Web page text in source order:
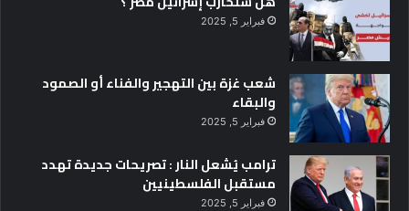
فبراير 5, 2025
شعب غزة بين التهجير والفناء أو الصمود
والبقاء
فبراير 5, 2025
ترامب يُشعل النار : تصريحات جديدة تهدد
مستقبل الفلسطينيين
فبراير 5, 2025